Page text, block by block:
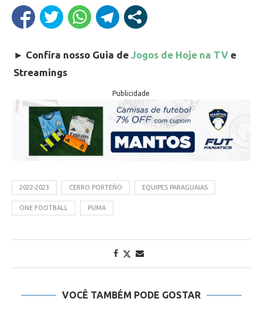
► Confira nosso Guia de Jogos de Hoje na TV e
Streamings
Publicidade
2022-2023 CERRO PORTEÑO EQUIPES PARAGUAIAS
ONE FOOTBALL PUMA
VOCÊ TAMBÉM PODE GOSTAR